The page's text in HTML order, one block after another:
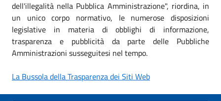
dell'illegalità nella Pubblica Amministrazione", riordina, in
un unico corpo normativo, le numerose disposizioni
legislative in materia di obblighi di informazione,
trasparenza e pubblicità da parte delle Pubbliche
Amministrazioni susseguitesi nel tempo.
La Bussola della Trasparenza dei Siti Web